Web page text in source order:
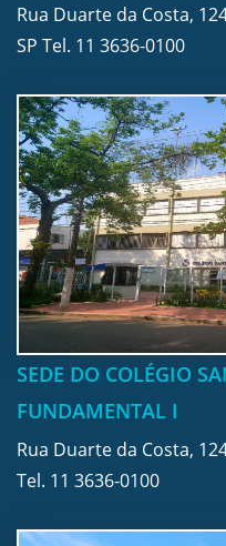
Rua Duarte da Costa,
SP Tel. 11 3636-0100
SEDE DO COLÉGIO
FUNDAMENTAL I
Rua Duarte da Costa,
Tel. 11 3636-0100